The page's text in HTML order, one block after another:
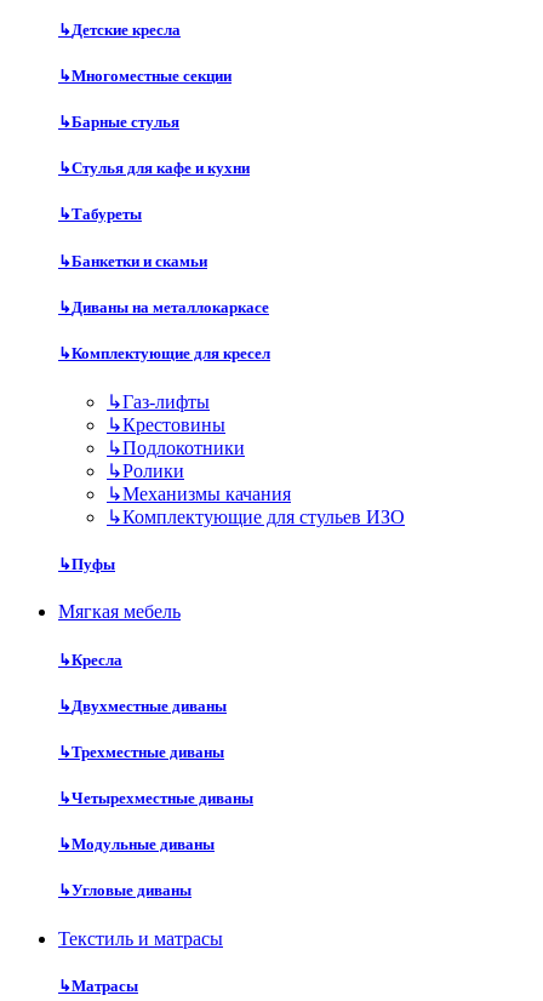
↳Детские кресла
↳Многоместные секции
↳Барные стулья
↳Стулья для кафе и кухни
↳Табуреты
↳Банкетки и скамьи
↳Диваны на металлокаркасе
↳Комплектующие для кресел
↳Газ-лифты
↳Крестовины
↳Подлокотники
↳Ролики
↳Механизмы качания
↳Комплектующие для стульев ИЗО
↳Пуфы
Мягкая мебель
↳Кресла
↳Двухместные диваны
↳Трехместные диваны
↳Четырехместные диваны
↳Модульные диваны
↳Угловые диваны
Текстиль и матрасы
↳Матрасы